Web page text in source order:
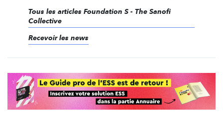
Tous les articles Foundation S - The Sanofi
Collective
Recevoir les news